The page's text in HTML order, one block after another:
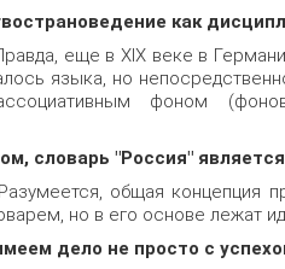
как
еще в XIX веке в
языка, но
ассоциативным фоном
словарь "Россия"
общая концепция
но в его основе лежат
дело не просто с